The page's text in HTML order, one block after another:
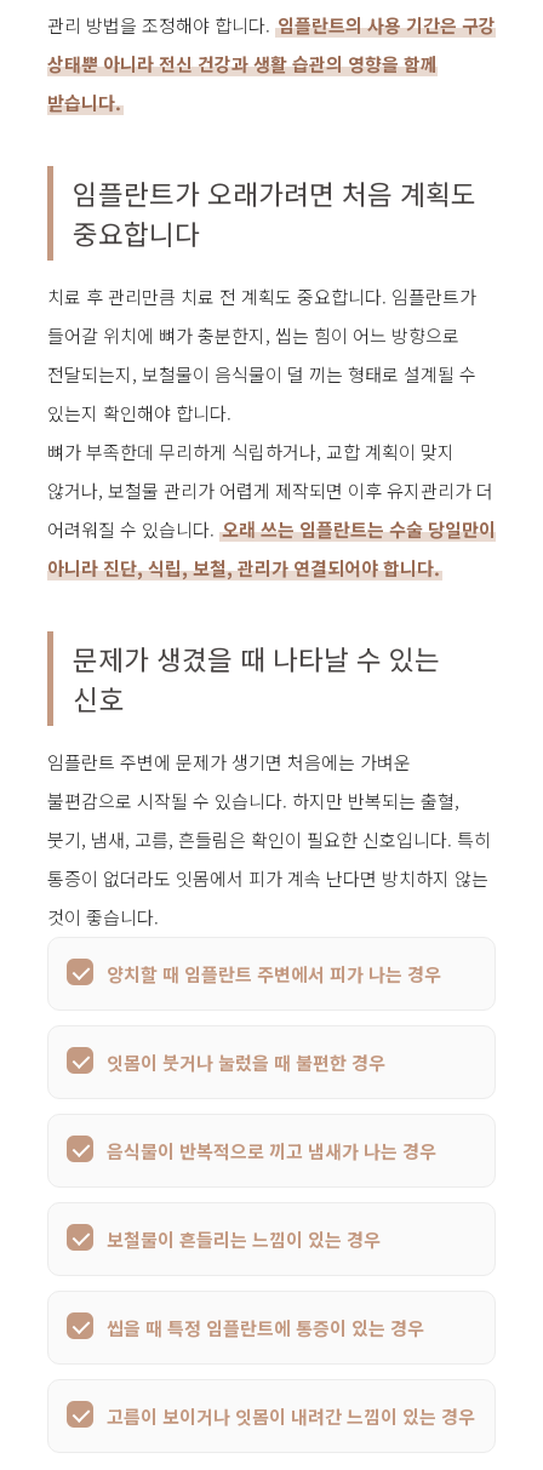
관리 방법을 조정해야 합니다. 임플란트의 사용 기간은 구강
상태뿐 아니라 전신 건강과 생활 습관의 영향을 함께
받습니다.
임플란트가 오래가려면 처음 계획도
중요합니다
치료 후 관리만큼 치료 전 계획도 중요합니다. 임플란트가
들어갈 위치에 뼈가 충분한지, 씹는 힘이 어느 방향으로
전달되는지, 보철물이 음식물이 덜 끼는 형태로 설계될 수
있는지 확인해야 합니다.
뼈가 부족한데 무리하게 식립하거나, 교합 계획이 맞지
않거나, 보철물 관리가 어렵게 제작되면 이후 유지관리가 더
어려워질 수 있습니다. 오래 쓰는 임플란트는 수술 당일만이
아니라 진단, 식립, 보철, 관리가 연결되어야 합니다.
문제가 생겼을 때 나타날 수 있는
신호
임플란트 주변에 문제가 생기면 처음에는 가벼운
불편감으로 시작될 수 있습니다. 하지만 반복되는 출혈,
붓기, 냄새, 고름, 흔들림은 확인이 필요한 신호입니다. 특히
통증이 없더라도 잇몸에서 피가 계속 난다면 방치하지 않는
것이 좋습니다.
양치할 때 임플란트 주변에서 피가 나는 경우
잇몸이 붓거나 눌렀을 때 불편한 경우
음식물이 반복적으로 끼고 냄새가 나는 경우
보철물이 흔들리는 느낌이 있는 경우
씹을 때 특정 임플란트에 통증이 있는 경우
고름이 보이거나 잇몸이 내려간 느낌이 있는 경우